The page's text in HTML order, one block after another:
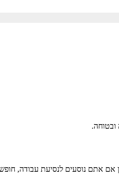
ובטוחה.
אם אתם נוסעים לנסיעת עבודה,